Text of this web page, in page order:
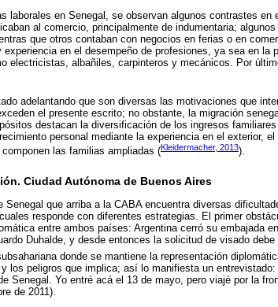
laborales en Senegal, se observan algunos contrastes en
al comercio, principalmente de indumentaria;
que otros contaban con negocios en ferias o en
en el desempeño de profesiones, ya sea en la
electricistas, albañiles, carpinteros y mecánicos. Por
adelantando que son diversas las motivaciones que
el presente escrito; no obstante, la migración
destacan la diversificación de los ingresos
personal mediante la experiencia en el exterior,
las familias ampliadas (Kleidermacher, 2013).
Ciudad Autónoma de Buenos Aires
Senegal que arriba a la CABA encuentra diversas
responde con diferentes estrategias. El primer
entre ambos países: Argentina cerró su embajada
Duhalde, y desde entonces la solicitud de visado
donde se mantiene la representación
los peligros que implica; así lo manifiesta un
Senegal. Yo entré acá el 13 de mayo, pero viajé por la
de 2011).